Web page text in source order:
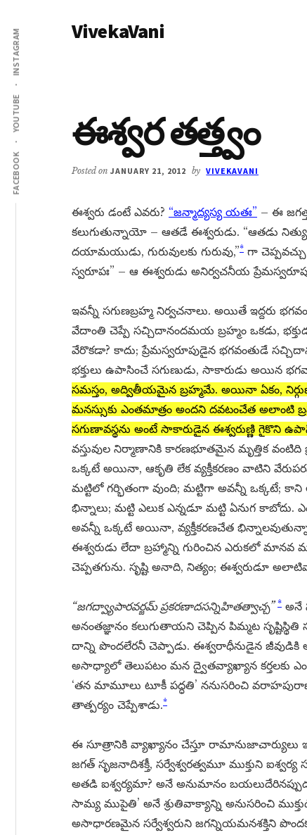
main
content
primary
sidebar
Additional
menu
FACEBOOK
YOUTUBE
INSTAGRAM VivekaVani
ఈశ్వర తత్త్వం
Posted on JANUARY 21, 2012 by VIVEKAVANI
ఈశ్వరు డంటే ఎవరు? “జన్మాద్యస్య యతః” – ఈ
కలుగుతున్నాయో – ఆతడే ఈశ్వరుడు. “ఆతడు నిత్యుడు,
దయామయుడు, గురువులకు గురువు,”* గా
స్వరూపః” – ఆ ఈశ్వరుడు అనిర్వచనీయ
ఇవన్నీ సగుణబ్రహ్మ నిర్వచనాలు. అయితే ఇద్దరు
వేదాంతి చెప్పే సచ్చిదానందమయ బ్రహ్మం ఒకడు,
వేరొకడా? కాదు; ప్రేమస్వరూపుడైన భగవంతుడే
భక్తులు ఉపాసించే సగుణుడు, సాకారుడు అయిన
సమస్తం, అద్వితీయమైన బ్రహ్మమే. అయినా ఏకం,
మనస్సుకు ఎంతమాత్రం అందని దవటంచేత అలాంటి
సగుణావస్థను అంటే సాకారుడైన ఈశ్వరుణ్ణి గైకొని
వస్తువుల నిర్మాణానికి కారణభూతమైన మృత్తిక వంటిది
ఒక్కటే అయినా, ఆకృతి లేక వ్యక్తీకరణం వాటిని
మట్టిలో గర్భితంగా వుంది; మట్టిగా అవన్నీ ఒక్కటే;
భిన్నాలు; మట్టి ఎలుక ఎన్నడూ మట్టి ఏనుగ కాబోదు.
అవన్నీ ఒక్కటే అయినా, వ్యక్తీకరణచేత
ఈశ్వరుడు లేదా బ్రహ్మాన్ని గురించిన ఎరుకలో
చెప్పతగును. సృష్టి అనాది, నిత్యం; ఈశ్వరుడూ
“జగద్వ్యాపారవర్జమ్ ప్రకరణాదసన్నిహితత్వాచ్చ” * అనే
అనంతజ్ఞానం కలుగుతాయని చెప్పిన పిమ్మట
దాన్ని పొందలేరనీ చెప్పాడు. ఈశ్వరాధీనుడైన జీవుడికి
అసాధ్యాలో తెలుపటం మన ద్వైతవ్యాఖ్యాన కర్తలకు
‘తన మామూలు టూకీ పద్ధతి’ ననుసరించి
తాత్పర్యం చెప్పేశాడు.*
ఈ సూత్రానికి వ్యాఖ్యానం చేస్తూ రామానుజాచార్యులు
జగత్ సృజనాదిశక్తీ, సర్వేశ్వరత్వమూ ముక్తుని
అతడి ఐశ్వర్యమా? అనే అనుమానం
సామ్య ముపైతి’ అనే శ్రుతివాక్యాన్ని అనుసరించి
అసాధారణమైన సర్వేశ్వరుని జగన్నియమనశక్తిని